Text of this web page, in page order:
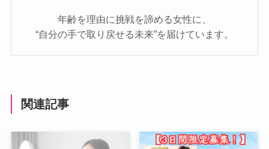
年齢を理由に挑戦を諦める女性に、
“自分の手で取り戻せる未来”を届けています。
関連記事